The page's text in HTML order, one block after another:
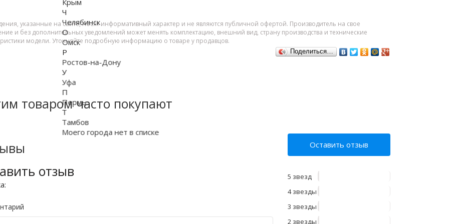
указанные на сайте, носят информативный характер и не являются публичной офертой. Производитель на свое
и без дополнительных уведомлений может менять комплектацию, внешний вид, страну производства и технические
модели. Уточняйте подробную информацию о товаре у продавцов.
Поделиться…
товаром часто покупают
отзыв
Оставить отзыв
5 звезд
4 звезды
3 звезды
2 звезды
Ч
Челябинск
О
Омск
Р
Ростов-на-Дону
У
Уфа
П
Пермь
Т
Тамбов
Моего города нет в списке